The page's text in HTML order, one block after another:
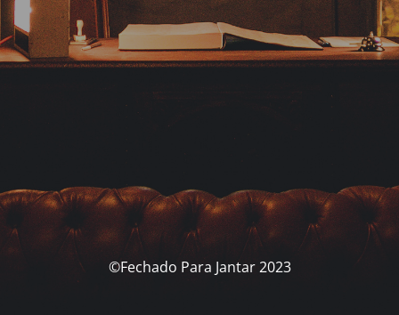
©Fechado Para Jantar 2023